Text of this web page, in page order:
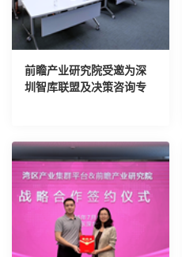
前瞻产业研究院受邀为深
圳智库联盟及决策咨询专